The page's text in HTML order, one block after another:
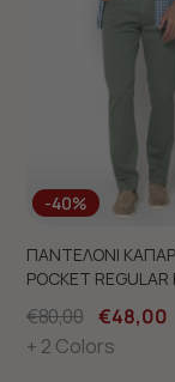
-40%
ΠΑΝΤΕΛΟΝΙ
POCKET REGULAR
€80,00 €48,00
+ 2 Colors